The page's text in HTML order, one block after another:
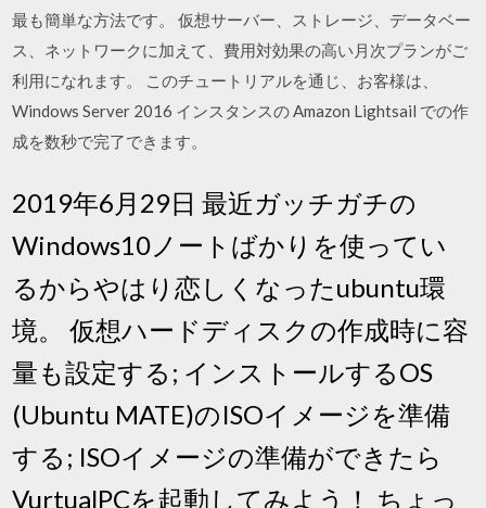
最も簡単な方法です。 仮想サーバー、ストレージ、データベー
ス、ネットワークに加えて、費用対効果の高い月次プランがご
利用になれます。 このチュートリアルを通じ、お客様は、
Windows Server 2016 インスタンスの Amazon Lightsail での作
成を数秒で完了できます。
2019年6月29日 最近ガッチガチの
Windows10ノートばかりを使ってい
るからやはり恋しくなったubuntu環
境。 仮想ハードディスクの作成時に容
量も設定する; インストールするOS
(Ubuntu MATE)のISOイメージを準備
する; ISOイメージの準備ができたら
VurtualPCを起動してみよう！ ちょっ